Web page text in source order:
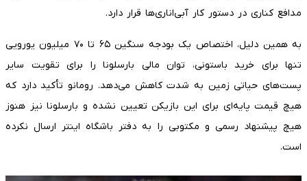
مدافع کناری در دستور کار آبی‌اناری‌ها قرار دارد.
به همین دلیل، اختصاص یک بودجه سنگین ۶۵ تا ۷۰ میلیون یورویی
تنها برای خرید باستونی، توان مالی بارسلونا را برای تقویت سایر
پست‌های حیاتی زمین به شدت کاهش می‌دهد. رومانو تأکید دارد که
هیچ قیمت پایه‌ای برای این بازیکن تعیین نشده و بارسلونا نیز هنوز
هیچ پیشنهاد رسمی و مکتوبی را به دفتر باشگاه اینتر ارسال نکرده
است.